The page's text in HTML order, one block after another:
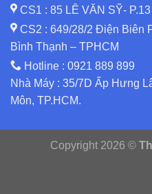
CS1 : 85 LÊ VĂN SỸ-
CS2 : 649/28/2 Điện Biên
Bình Thạnh – TPHCM
Hotline : 0921 889 899
Nhà Máy : 35/7D Ấp Hưng
Môn, TP.HCM.
Copyright 2026 ©